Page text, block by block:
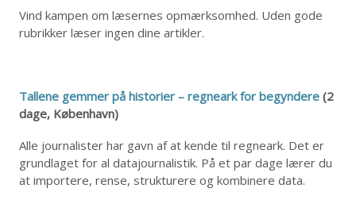
Vind kampen om læsernes opmærksomhed. Uden gode
rubrikker læser ingen dine artikler.
Tallene gemmer på historier – regneark for begyndere (2
dage, København)
Alle journalister har gavn af at kende til regneark. Det er
grundlaget for al datajournalistik. På et par dage lærer du
at importere, rense, strukturere og kombinere data.